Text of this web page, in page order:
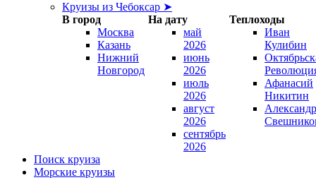
Круизы из Чебоксар ➤
В город
На дату
Теплоходы
Москва
Казань
Нижний
Новгород
май
2026
июнь
2026
июль
2026
август
2026
сентябрь
2026
Иван
Кулибин
Афанасий
Никитин
Александр
Поиск круиза
Морские круизы